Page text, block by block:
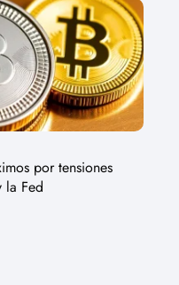
por tensiones
la Fed